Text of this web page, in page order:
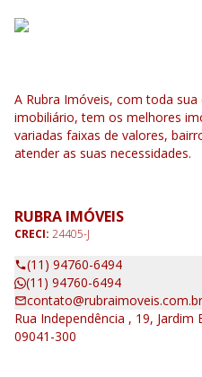
A Rubra Imóveis, com toda
imobiliário, tem os melhores
variadas faixas de valores,
atender as suas necessidades.
RUBRA IMÓVEIS
CRECI: 24405-J
(11) 94760-6494
(11) 94760-6494
contato@rubraimoveis.com.br
Rua Independência , 19, Jardim
09041-300